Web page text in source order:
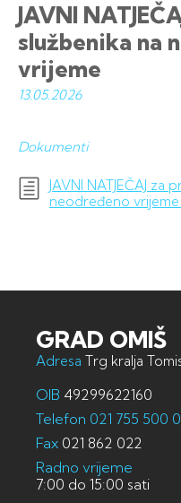
JAVNI
službenika na
vrijeme
13.05.2026
Dokumenti
JAVNI NATJEČAJ za
neodređeno
GRAD OMIŠ
Adresa Trg kralja
OIB 49299622160
Telefon 021 755 500
Fax 021 862 022
Radno vrijeme
7:00 do 15:00 sati